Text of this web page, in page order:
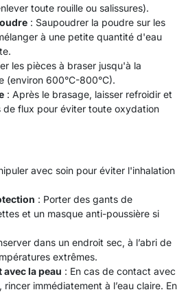
toute rouille ou salissures).
: Saupoudrer la poudre sur les
à une petite quantité d'eau
les pièces à braser jusqu'à la
(environ 600°C-800°C).
: Après le brasage, laisser refroidir et
de flux pour éviter toute oxydation
avec soin pour éviter l'inhalation
: Porter des gants de
et un masque anti-poussière si
dans un endroit sec, à l’abri de
extrêmes.
la peau : En cas de contact avec
immédiatement à l’eau claire. En